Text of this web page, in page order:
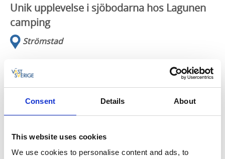
Consent Details About
This website uses cookies
We use cookies to personalise content and ads, to
Unik upplevelse i sjöbodarna hos Lagunen
camping
Strömstad